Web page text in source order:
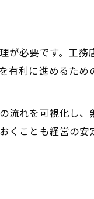
点が必要な理由
営の財務管理計画
導くコツ
店経営のポイント
店経営を安定化
必要です。工
利に進めるた
れを可視化し
ことも経営の安
はこちら
はこちら